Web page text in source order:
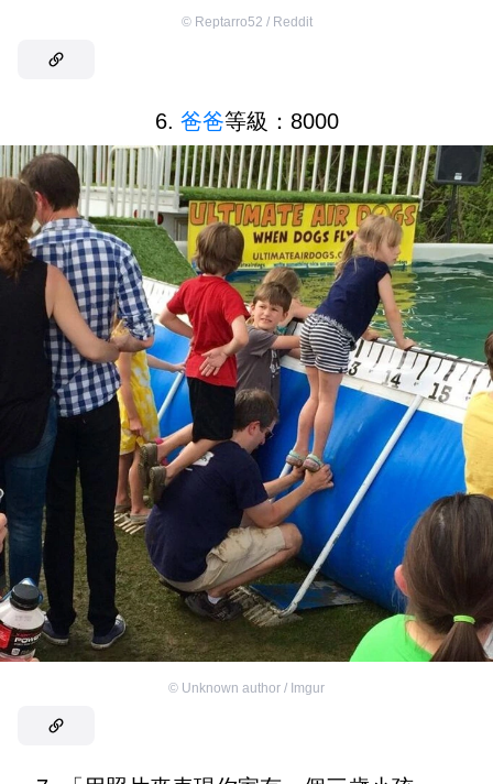
© Reptarro52 / Reddit
6. 爸爸等級：8000
© Unknown author / Imgur